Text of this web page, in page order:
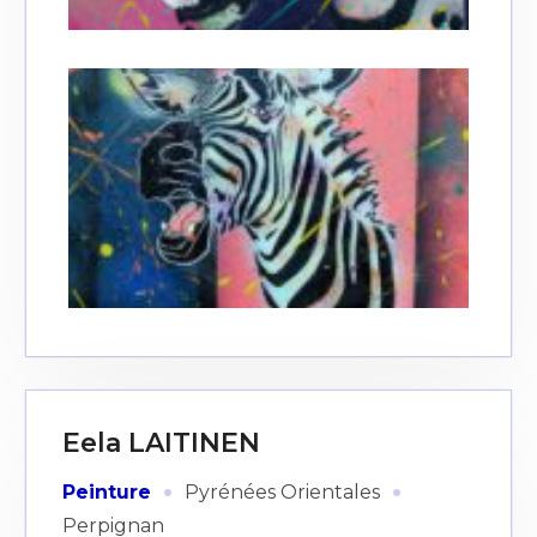
Eela LAITINEN
Peinture · Pyrénées Orientales ·
Perpignan